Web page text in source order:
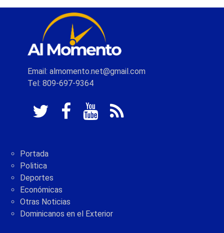
Email: almomento.net@gmail.com
Tel: 809-697-9364
Portada
Politica
Deportes
Económicas
Otras Noticias
Dominicanos en el Exterior